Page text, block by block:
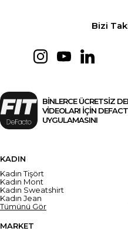
Bizi
BİNLERCE ÜCRETSİZ
VİDEOLARI İÇİN
UYGULAMASINI
KADIN
Kadın Tişört
Kadın Mont
Kadın Sweatshirt
Kadın Jean
Tümünü Gör
MARKET